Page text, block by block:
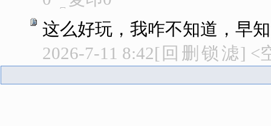
这么好玩，我咋不知道，早
2026-7-11 8:42[ 回 删 锁 滤] <